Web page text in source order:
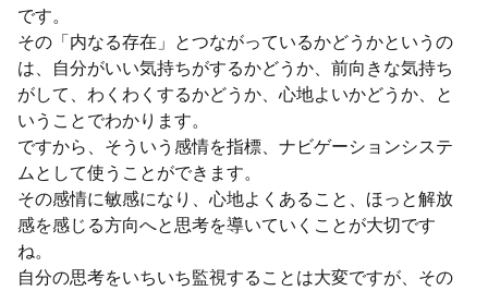
です。
その「内なる存在」とつながっているかどうかというの
は、自分がいい気持ちがするかどうか、前向きな気持ち
がして、わくわくするかどうか、心地よいかどうか、と
いうことでわかります。
ですから、そういう感情を指標、ナビゲーションシステ
ムとして使うことができます。
その感情に敏感になり、心地よくあること、ほっと解放
感を感じる方向へと思考を導いていくことが大切です
ね。
自分の思考をいちいち監視することは大変ですが、その